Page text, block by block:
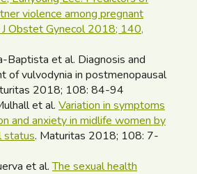
violence among pregnant
Obstet Gynecol 2018; 140,
Baptista et al. Diagnosis and
of vulvodynia in postmenopausal
2018; 108: 84-94
et al. Variation in symptoms
and anxiety in midlife women by
status. Maturitas 2018; 108: 7-
et al.The sexual health